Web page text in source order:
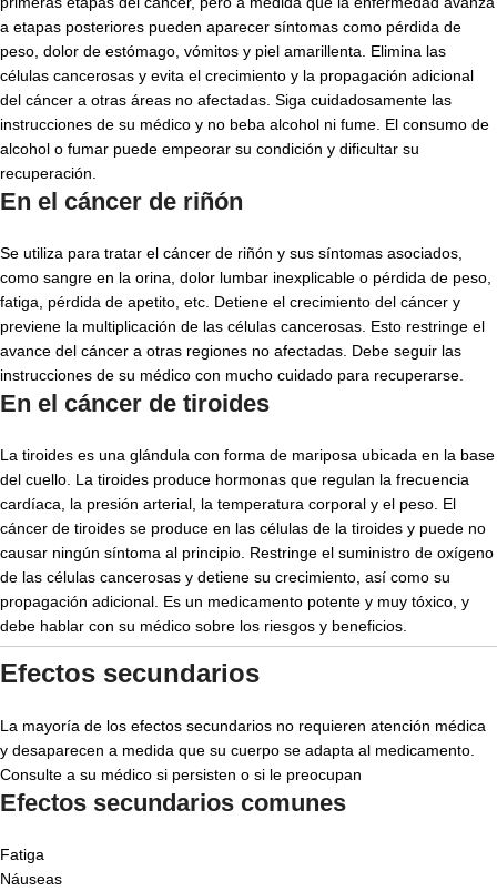
a etapas posteriores pueden aparecer síntomas como pérdida de
peso, dolor de estómago, vómitos y piel amarillenta. Elimina las
células cancerosas y evita el crecimiento y la propagación adicional
del cáncer a otras áreas no afectadas. Siga cuidadosamente las
instrucciones de su médico y no beba alcohol ni fume. El consumo de
alcohol o fumar puede empeorar su condición y dificultar su
recuperación.
En el cáncer de riñón
Se utiliza para tratar el cáncer de riñón y sus síntomas asociados,
como sangre en la orina, dolor lumbar inexplicable o pérdida de peso,
fatiga, pérdida de apetito, etc. Detiene el crecimiento del cáncer y
previene la multiplicación de las células cancerosas. Esto restringe el
avance del cáncer a otras regiones no afectadas. Debe seguir las
instrucciones de su médico con mucho cuidado para recuperarse.
En el cáncer de tiroides
La tiroides es una glándula con forma de mariposa ubicada en la base
del cuello. La tiroides produce hormonas que regulan la frecuencia
cardíaca, la presión arterial, la temperatura corporal y el peso. El
cáncer de tiroides se produce en las células de la tiroides y puede no
causar ningún síntoma al principio. Restringe el suministro de oxígeno
de las células cancerosas y detiene su crecimiento, así como su
propagación adicional. Es un medicamento potente y muy tóxico, y
debe hablar con su médico sobre los riesgos y beneficios.
Efectos secundarios
La mayoría de los efectos secundarios no requieren atención médica
y desaparecen a medida que su cuerpo se adapta al medicamento.
Consulte a su médico si persisten o si le preocupan
Efectos secundarios comunes
Fatiga
Náuseas